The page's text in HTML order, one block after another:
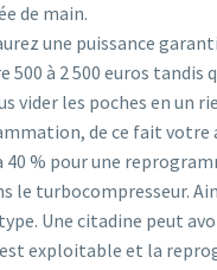
de main.
une puissance
à 2 500 euros tandis
vider les poches en un
de ce fait
40 % pour une
turbocompresseur.
Une citadine peut
est exploitable et la